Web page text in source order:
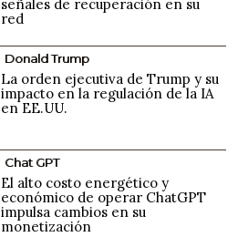
señales de recuperación en su
red
Donald Trump
La orden ejecutiva de Trump y su
impacto en la regulación de la IA
en EE.UU.
Chat GPT
El alto costo energético y
económico de operar ChatGPT
impulsa cambios en su
monetización